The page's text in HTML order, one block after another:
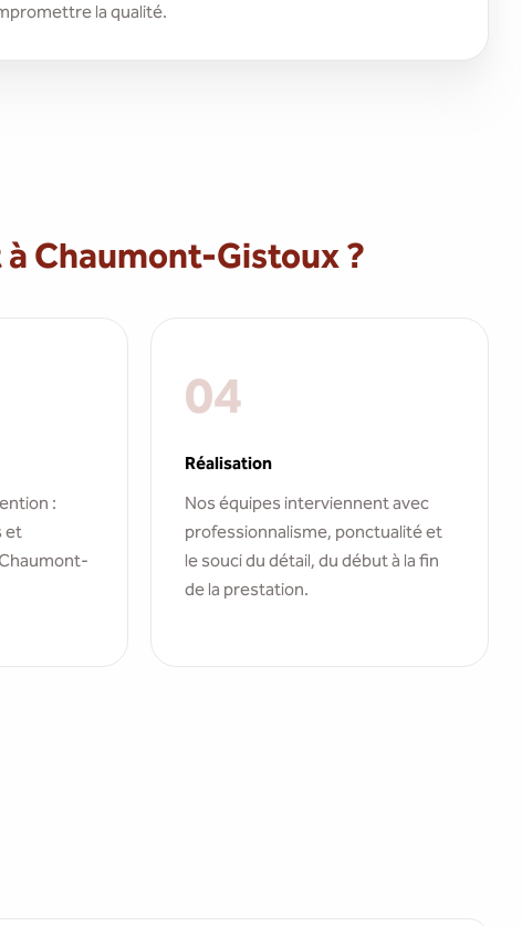
la qualité.
Chaumont-Gistoux ?
:
et
04
Réalisation
Nos équipes interviennent avec
professionnalisme, ponctualité et
le souci du détail, du début à la fin
de la prestation.